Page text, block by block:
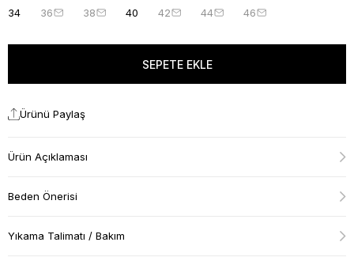
34 36 38 40 42 44 46
Ürünü Paylaş
Ürün Açıklaması
Beden Önerisi
Yıkama Talimatı / Bakım